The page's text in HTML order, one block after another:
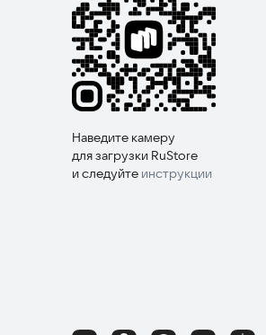
Наведите камеру
для загрузки RuStore
и следуйте инструкции